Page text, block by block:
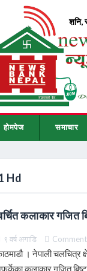
होमपेज समाचार
Hd
कलाकार गजित
९ वर्ष अगाडि
। नेपाली चलचित्र
कलाकार गजित